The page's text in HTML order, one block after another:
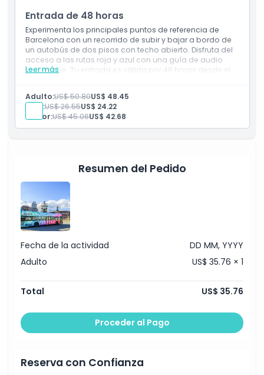
Exclusiones
Horario de Apertura
Cosas a Saber
Ubicación
Política de Cancelación
Entrada de 48 horas
Experimenta los principales puntos de referencia de
Barcelona con un recorrido de subir y bajar a bordo de
un autobús de dos pisos con techo abierto. Disfruta del
acceso a las rutas roja y azul con una guía de audio
multilingüe. Tu entrada es válida por 48 horas desde el
Leer más
Recorrido en autobús turístico de 48 horas con
subidas y bajadas ilimitadas
Guía de audio multilingüe
Adulto:US$ 50.80US$ 48.45
Niño:US$ 26.55US$ 24.22
Senior:US$ 45.06US$ 42.68
Resumen del Pedido
Fecha de la actividad
DD MM, YYYY
Adulto
US$ 35.76 × 1
Total US$ 35.76
Proceder al Pago
Reserva con Confianza